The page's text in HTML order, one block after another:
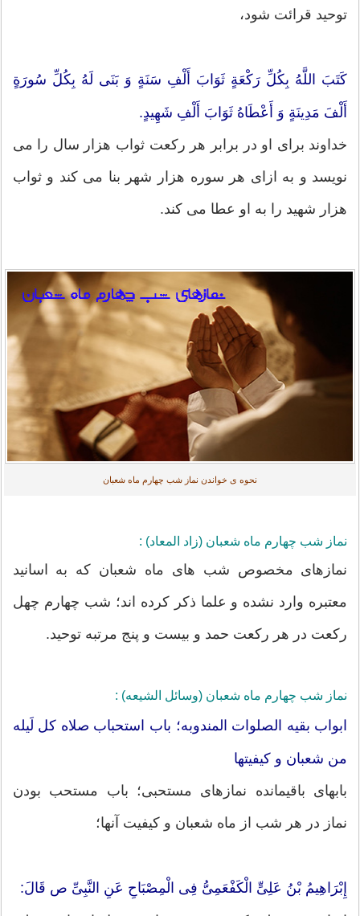
توحید قرائت شود،
كَتَبَ اللَّهُ بِكُلِّ رَكْعَةٍ ثَوَابَ أَلْفِ سَنَةٍ وَ بَنَى لَهُ بِكُلِّ سُورَةٍ
أَلْفَ مَدِينَةٍ وَ أَعْطَاهُ ثَوَابَ أَلْفِ شَهِيدٍ.
خداوند برای او در برابر هر رکعت ثواب هزار سال را می
نویسد و به ازای هر سوره هزار شهر بنا می کند و ثواب
هزار شهید را به او عطا می کند.
نحوه ی خواندن نماز شب چهارم ماه شعبان
نماز شب چهارم ماه شعبان (زاد المعاد) :
نمازهاى مخصوص شب های ماه شعبان که به اسانید
معتبره وارد نشده و علما ذکر کرده اند؛ شب چهارم چهل
رکعت در هر رکعت حمد و بیست و پنج مرتبه توحید.
نماز شب چهارم ماه شعبان (وسائل الشیعه) :
ابواب بقیه الصلوات المندوبه؛ باب استحباب صلاه کل لَیله
من شعبان و کیفیتها
بابهای باقیمانده نمازهای مستحبی؛ باب مستحب بودن
نماز در هر شب از ماه شعبان و کیفیت آنها؛
إِبْرَاهِیمُ بْنُ عَلِیٍّ الْکَفْعَمِیُّ فِی الْمِصْبَاحِ عَنِ النَّبِیِّ ص قَالَ: